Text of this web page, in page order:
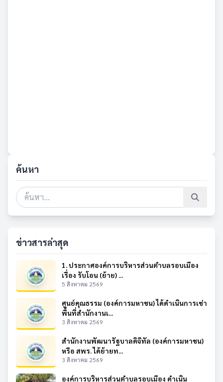
ค้นหา
ข่าวสารล่าสุด
1. ประกาศองค์การบริหารส่วนตำบลรอบเมือง
เรื่อง รับโอน (ย้าย) ...
5 สิงหาคม 2569
ศูนย์คุณธรรม (องค์การมหาชน) ได้ดำเนินการเช่า
พื้นที่สำนักงานเ...
3 สิงหาคม 2569
สำนักงานพัฒนารัฐบาลดิจิทัล (องค์การมหาชน)
หรือ สพร. ได้ย้ายท...
3 สิงหาคม 2569
องค์การบริหารส่วนตำบลรอบเมือง ดำเนิน